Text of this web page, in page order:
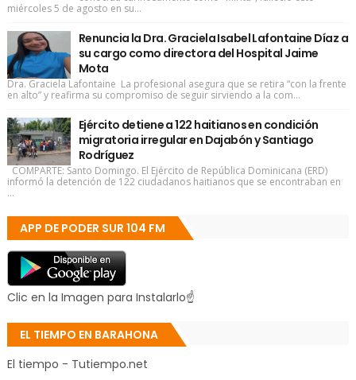
miércoles 5 de agosto en su...
Renuncia la Dra. Graciela Isabel Lafontaine Díaz a
su cargo como directora del Hospital Jaime
Mota
Dra. Graciela Lafontaine La profesional asegura que se retira “con la frente
en alto” y reafirma su compromiso de seguir sirviendo a la com...
Ejército detiene a 122 haitianos en condición
migratoria irregular en Dajabón y Santiago
Rodríguez
COMPARTE: Santo Domingo. El Ejército de República Dominicana (ERD)
informó la detención de 122 ciudadanos haitianos que se encontraban en
...
APP DE PODER SUR 104 FM
Clic en la Imagen para Instalarlo☝
EL TIEMPO EN BARAHONA
El tiempo - Tutiempo.net